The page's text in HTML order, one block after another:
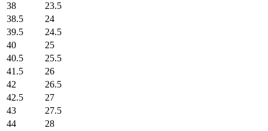
38
23.5
38.5
24
39.5
24.5
40
25
40.5
25.5
41.5
26
42
26.5
42.5
27
43
27.5
44
28